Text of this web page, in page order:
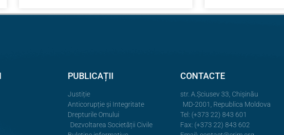
PUBLICAȚII
Justiție
Anticorupție și Integritate
Drepturile Omului
Dezvoltarea Societății Civile
CONTACTE
str. A.Şciusev 33, Chișinău
MD-2001, Republica Moldova
Tel: (+373 22) 843 601
Fax: (+373 22) 843 602